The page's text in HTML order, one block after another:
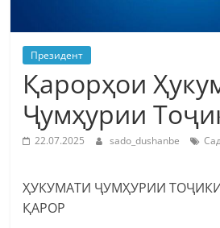
Президент
Қарорҳои
Ҷумҳурии
22.07.2025 sado_dushanbe
ҲУКУМАТИ ҶУМҲУРИИ
ҚАРОР